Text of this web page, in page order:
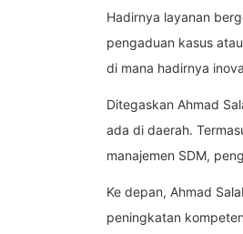
Hadirnya layanan
pengaduan kasus
di mana hadirnya
Ditegaskan Ahmad
ada di daerah.
manajemen SDM,
Ke depan, Ahmad
peningkatan